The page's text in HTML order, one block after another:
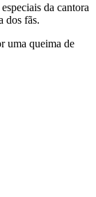
da cantora
dos fãs.
uma queima de